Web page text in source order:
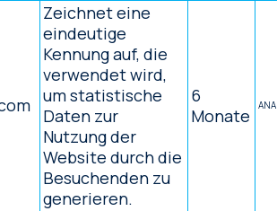
Zeichnet eine
eindeutige
Kennung auf, die
verwendet wird,
um statistische
Daten zur
Nutzung der
Website durch die
Besuchenden zu
generieren.
6
Monate